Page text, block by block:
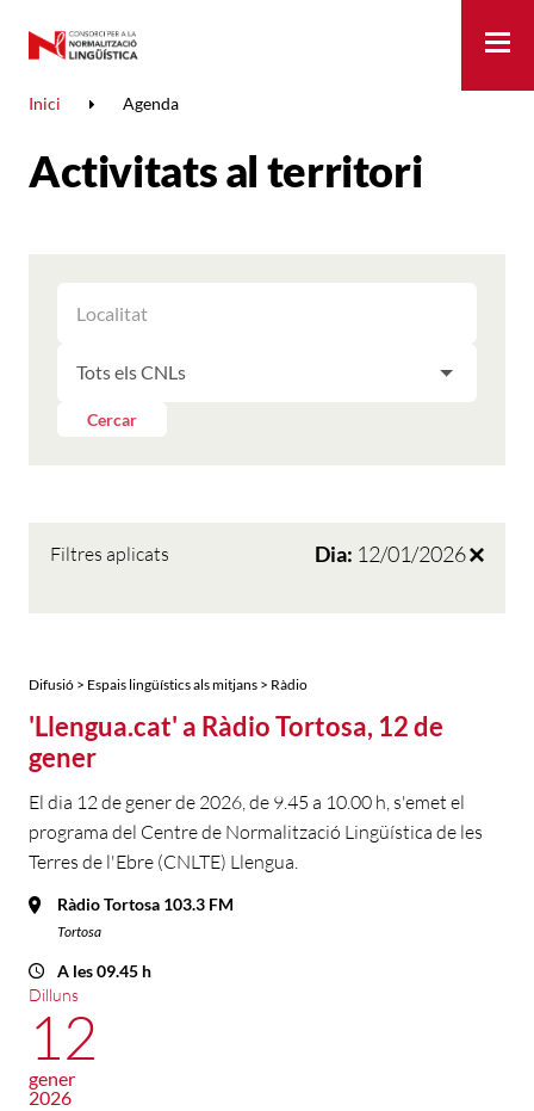
Inici Agenda
Activitats al territori
ELS
RESULTATS
LES
PER
LES
Cercar
Filtres aplicats Dia: 12/01/2026
Difusió > Espais lingüístics als mitjans > Ràdio
'Llengua.cat' a Ràdio Tortosa, 12 de
gener
El dia 12 de gener de 2026, de 9.45 a 10.00 h, s'emet el
programa del Centre de Normalització Lingüística de les
Terres de l'Ebre (CNLTE) Llengua.
Ràdio Tortosa 103.3 FM
Tortosa
A les 09.45 h
Dilluns
12
gener
2026